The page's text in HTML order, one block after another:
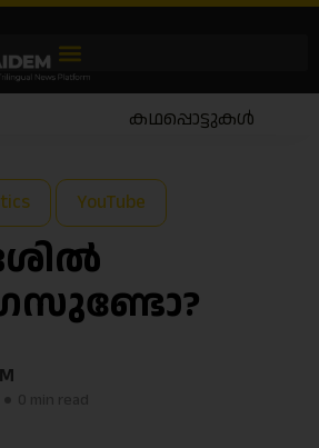
കഥപ്പൊട്ടുകൾ
YouTube